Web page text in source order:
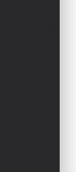
εκθεσιακό χώρο
με ποικιλία
εταιρεία
έως και
με την δική
πλέον και